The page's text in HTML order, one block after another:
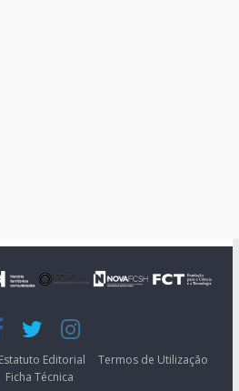
Estatuto Editorial
Termos de Utilização
Ficha Técnica